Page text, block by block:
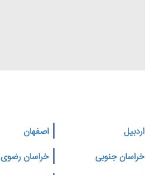
اردبیل اصفهان
خراسان جنوبی خراسان رضوی